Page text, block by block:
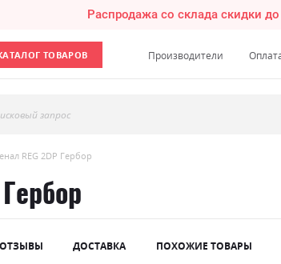
Распродажа со склада скидки
ТОВАРОВ Производители
запрос
REG 2DР Гербор
ОТЗЫВЫ ДОСТАВКА ПОХОЖИЕ ТОВАРЫ